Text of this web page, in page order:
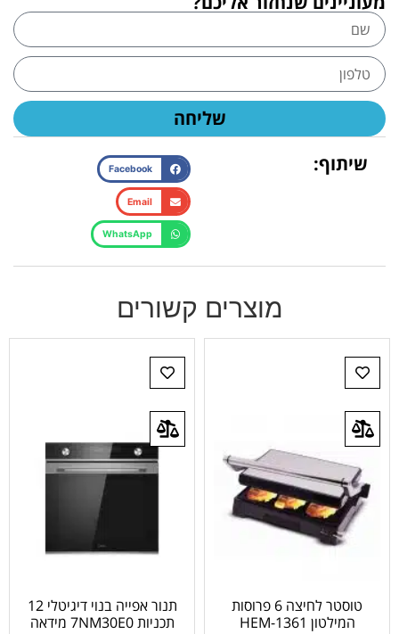
שליחה
שיתוף:
Facebook
Email
WhatsApp
מוצרים קשורים
טוסטר לחיצה 6 פרוסות
המילטון HEM-1361
תנור אפייה בנוי דיגיטלי 12
תכניות 7NM30E0 מידאה